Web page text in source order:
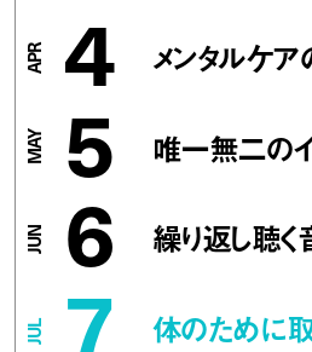
4 メンタルケア
5 唯一無二の
6 繰り返し聴く
7 体のために